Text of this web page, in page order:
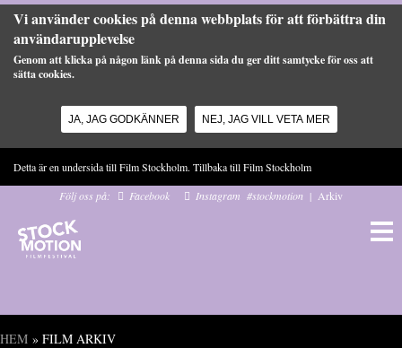
Vi använder cookies på denna webbplats för att förbättra din
användarupplevelse
Genom att klicka på någon länk på denna sida du ger ditt samtycke för oss att
sätta cookies.
JA, JAG GODKÄNNER NEJ, JAG VILL VETA MER
Detta är en undersida till Film Stockholm. Tillbaka tillFilm Stockholm
Följ oss på:
Facebook Instagram #stockmotion | Arkiv
HEM » FILM ARKIV